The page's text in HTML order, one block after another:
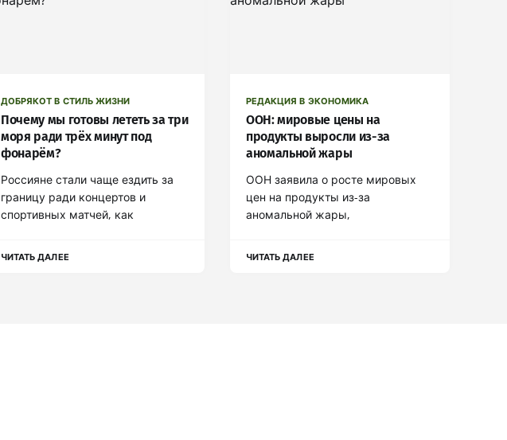
ДОБРЯКОТ В СТИЛЬ ЖИЗНИ
Почему мы готовы лететь за три
моря ради трёх минут под
фонарём?
Россияне стали чаще ездить за
границу ради концертов и
спортивных матчей, как
ЧИТАТЬ ДАЛЕЕ
РЕДАКЦИЯ В ЭКОНОМИКА
ООН: мировые цены на
продукты выросли из-за
аномальной жары
ООН заявила о росте мировых
цен на продукты из-за
аномальной жары,
ЧИТАТЬ ДАЛЕЕ